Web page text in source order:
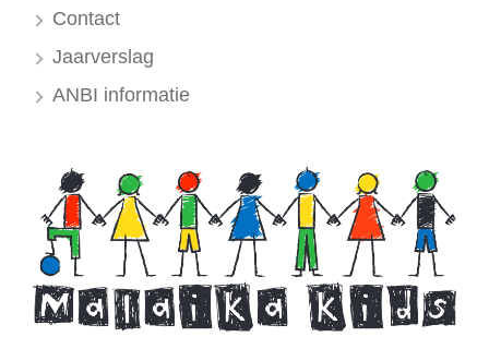
Contact
Jaarverslag
ANBI informatie